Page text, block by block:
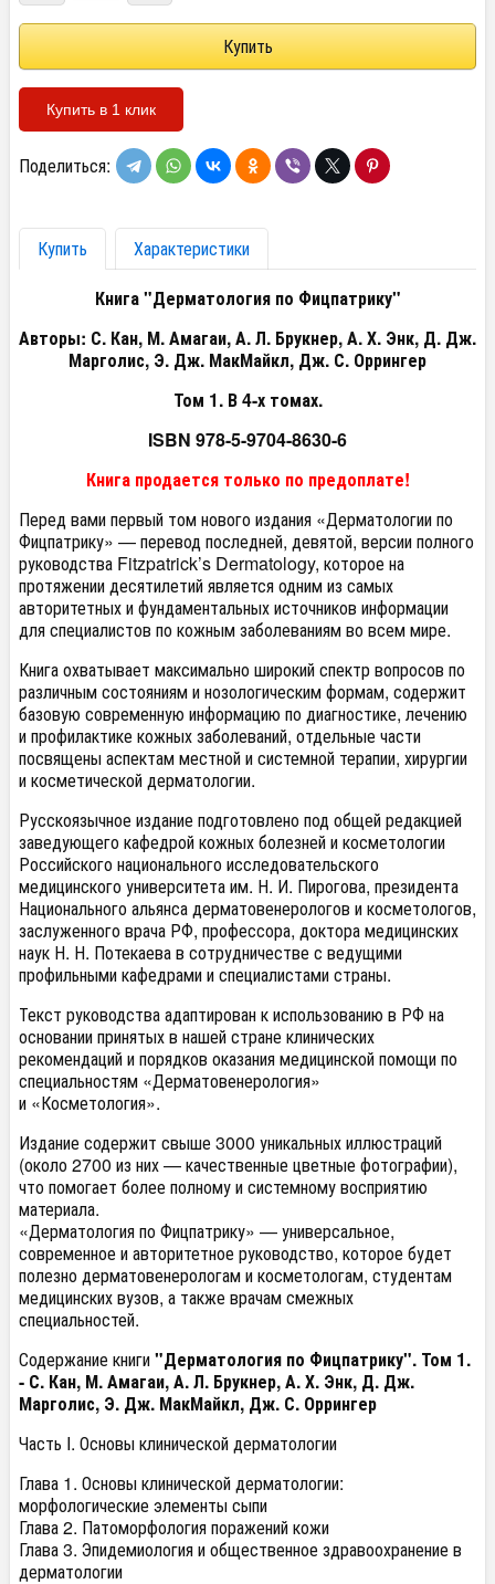
Купить в 1 клик
Поделиться:
Купить
Характеристики
Книга "Дерматология по Фицпатрику"
Авторы: С. Кан, М. Амагаи, А. Л. Брукнер, А. Х. Энк, Д. Дж.
Марголис, Э. Дж. МакМайкл, Дж. С. Оррингер
Том 1. В 4-х томах.
ISBN 978-5-9704-8630-6
Книга продается только по предоплате!
Перед вами первый том нового издания «Дерматологии по
Фицпатрику» — перевод последней, девятой, версии полного
руководства Fitzpatrick’s Dermatology, которое на
протяжении десятилетий является одним из самых
авторитетных и фундаментальных источников информации
для специалистов по кожным заболеваниям во всем мире.
Книга охватывает максимально широкий спектр вопросов по
различным состояниям и нозологическим формам, содержит
базовую современную информацию по диагностике, лечению
и профилактике кожных заболеваний, отдельные части
посвящены аспектам местной и системной терапии, хирургии
и косметической дерматологии.
Русскоязычное издание подготовлено под общей редакцией
заведующего кафедрой кожных болезней и косметологии
Российского национального исследовательского
медицинского университета им. Н. И. Пирогова, президента
Национального альянса дерматовенерологов и косметологов,
заслуженного врача РФ, профессора, доктора медицинских
наук Н. Н. Потекаева в сотрудничестве с ведущими
профильными кафедрами и специалистами страны.
Текст руководства адаптирован к использованию в РФ на
основании принятых в нашей стране клинических
рекомендаций и порядков оказания медицинской помощи по
специальностям «Дерматовенерология»
и «Косметология».
Издание содержит свыше 3000 уникальных иллюстраций
(около 2700 из них — качественные цветные фотографии),
что помогает более полному и системному восприятию
материала.
«Дерматология по Фицпатрику» — универсальное,
современное и авторитетное руководство, которое будет
полезно дерматовенерологам и косметологам, студентам
медицинских вузов, а также врачам смежных
специальностей.
Содержание книги"Дерматология по Фицпатрику". Том 1.
- С. Кан, М. Амагаи, А. Л. Брукнер, А. Х. Энк, Д. Дж.
Марголис, Э. Дж. МакМайкл, Дж. С. Оррингер
Часть I. Основы клинической дерматологии
Глава 1. Основы клинической дерматологии:
морфологические элементы сыпи
Глава 2. Патоморфология поражений кожи
Глава 3. Эпидемиология и общественное здравоохранение в
дерматологии